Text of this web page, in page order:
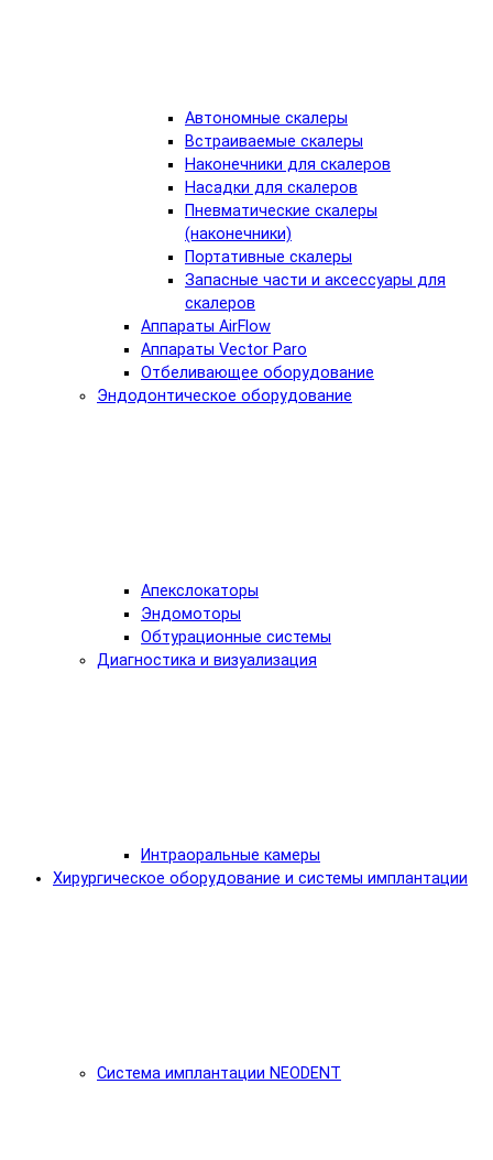
Автономные скалеры
Встраиваемые скалеры
Наконечники для скалеров
Насадки для скалеров
Пневматические скалеры
(наконечники)
Портативные скалеры
Запасные части и аксессуары для
скалеров
Аппараты AirFlow
Аппараты Vector Paro
Отбеливающее оборудование
Эндодонтическое оборудование
Апекслокаторы
Эндомоторы
Обтурационные системы
Диагностика и визуализация
Интраоральные камеры
Хирургическое оборудование и системы имплантации
Система имплантации NEODENT